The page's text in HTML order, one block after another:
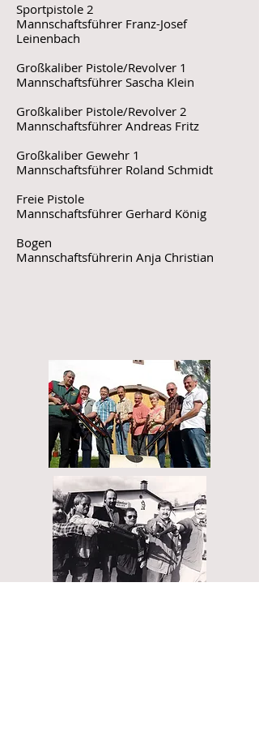
Sportpistole 2
Mannschaftsführer Franz-Josef
Leinenbach
Großkaliber Pistole/Revolver 1
Mannschaftsführer Sascha Klein
Großkaliber Pistole/Revolver 2
Mannschaftsführer Andreas Fritz
Großkaliber Gewehr 1
Mannschaftsführer Roland Schmidt
Freie Pistole
Mannschaftsführer Gerhard König
Bogen
Mannschaftsführerin Anja Christian